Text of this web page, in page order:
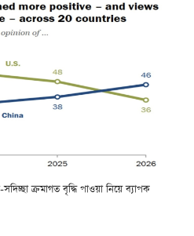
ক্রমাগত বৃদ্ধি পাওয়া নিয়ে ব্যাপক